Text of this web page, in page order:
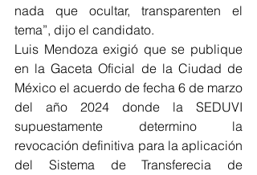
nada que ocultar, transparenten el
tema”, dijo el candidato.
Luis Mendoza exigió que se publique
en la Gaceta Oficial de la Ciudad de
México el acuerdo de fecha 6 de marzo
del año 2024 donde la SEDUVI
supuestamente determino la
revocación definitiva para la aplicación
del Sistema de Transferecia de